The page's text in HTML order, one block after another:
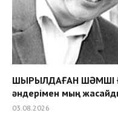
ШЫРЫЛДАҒАН ШӘМШІ
әндерімен мың
03.08.2026